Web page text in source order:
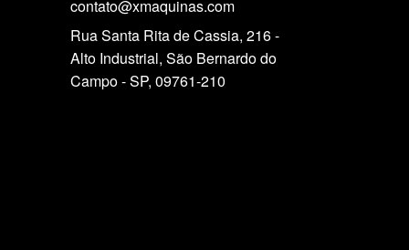
contato@xmaquinas.com
Rua Santa Rita de Cassia, 216 -
Alto Industrial, São Bernardo do
Campo - SP, 09761-210